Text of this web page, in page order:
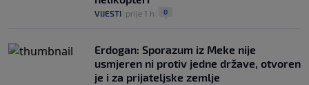
VIJESTI prije 1 h 0
Erdogan: Sporazum iz Meke nije
usmjeren ni protiv jedne države, otvoren
je i za prijateljske zemlje